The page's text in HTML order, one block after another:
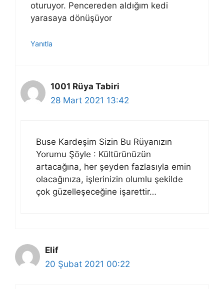
oturuyor. Pencereden aldığım kedi
yarasaya dönüşüyor
Yanıtla
1001 Rüya Tabiri
28 Mart 2021 13:42
Buse Kardeşim Sizin Bu Rüyanızın
Yorumu Şöyle : Kültürünüzün
artacağına, her şeyden fazlasıyla emin
olacağınıza, işlerinizin olumlu şekilde
çok güzelleşeceğine işarettir…
Elif
20 Şubat 2021 00:22